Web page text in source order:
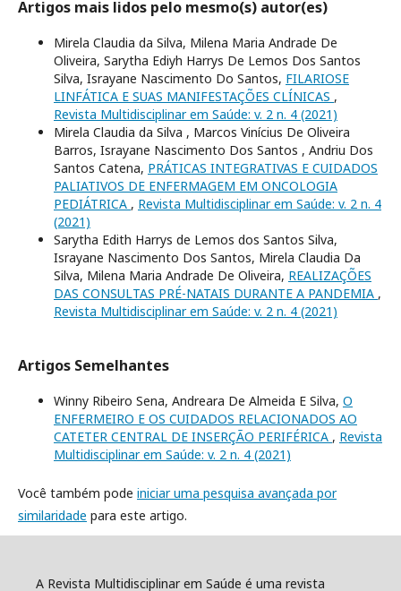
Artigos mais lidos pelo mesmo(s) autor(es)
Mirela Claudia da Silva, Milena Maria Andrade De
Oliveira, Sarytha Ediyh Harrys De Lemos Dos Santos
Silva, Israyane Nascimento Do Santos, FILARIOSE
LINFÁTICA E SUAS MANIFESTAÇÕES CLÍNICAS ,
Revista Multidisciplinar em Saúde: v. 2 n. 4 (2021)
Mirela Claudia da Silva , Marcos Vinícius De Oliveira
Barros, Israyane Nascimento Dos Santos , Andriu Dos
Santos Catena, PRÁTICAS INTEGRATIVAS E CUIDADOS
PALIATIVOS DE ENFERMAGEM EM ONCOLOGIA
PEDIÁTRICA , Revista Multidisciplinar em Saúde: v. 2 n. 4
(2021)
Sarytha Edith Harrys de Lemos dos Santos Silva,
Israyane Nascimento Dos Santos, Mirela Claudia Da
Silva, Milena Maria Andrade De Oliveira, REALIZAÇÕES
DAS CONSULTAS PRÉ-NATAIS DURANTE A PANDEMIA ,
Revista Multidisciplinar em Saúde: v. 2 n. 4 (2021)
Artigos Semelhantes
Winny Ribeiro Sena, Andreara De Almeida E Silva, O
ENFERMEIRO E OS CUIDADOS RELACIONADOS AO
CATETER CENTRAL DE INSERÇÃO PERIFÉRICA , Revista
Multidisciplinar em Saúde: v. 2 n. 4 (2021)
Você também pode iniciar uma pesquisa avançada por
similaridade para este artigo.
A Revista Multidisciplinar em Saúde é uma revista